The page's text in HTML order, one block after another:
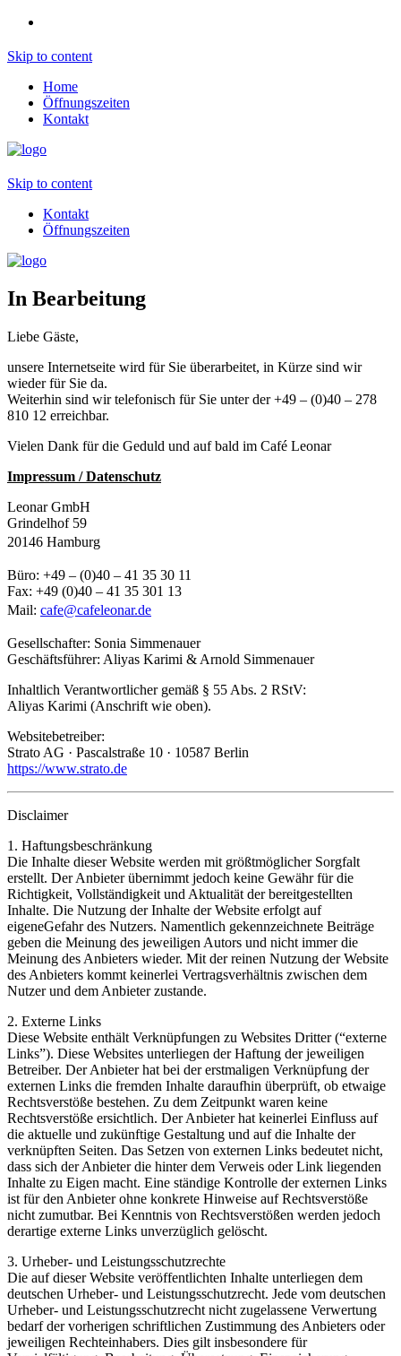
Skip to content
Home
Öffnungszeiten
Kontakt
Skip to content
Kontakt
Öffnungszeiten
In Bearbeitung
Liebe Gäste,
unsere Internetseite wird für Sie überarbeitet, in Kürze sind wir
wieder für Sie da.
Weiterhin sind wir telefonisch für Sie unter der +49 – (0)40 – 278
810 12 erreichbar.
Vielen Dank für die Geduld und auf bald im Café Leonar
Impressum / Datenschutz
Leonar GmbH
Grindelhof 59
20146 Hamburg
Büro: +49 – (0)40 – 41 35 30 11
Fax: +49 (0)40 – 41 35 301 13
Mail: cafe@cafeleonar.de
Gesellschafter: Sonia Simmenauer
Geschäftsführer: Aliyas Karimi & Arnold Simmenauer
Inhaltlich Verantwortlicher gemäß § 55 Abs. 2 RStV:
Aliyas Karimi (Anschrift wie oben).
Websitebetreiber:
Strato AG · Pascalstraße 10 · 10587 Berlin
https://www.strato.de
Disclaimer
1. Haftungsbeschränkung
Die Inhalte dieser Website werden mit größtmöglicher Sorgfalt
erstellt. Der Anbieter übernimmt jedoch keine Gewähr für die
Richtigkeit, Vollständigkeit und Aktualität der bereitgestellten
Inhalte. Die Nutzung der Inhalte der Website erfolgt auf
eigeneGefahr des Nutzers. Namentlich gekennzeichnete Beiträge
geben die Meinung des jeweiligen Autors und nicht immer die
Meinung des Anbieters wieder. Mit der reinen Nutzung der Website
des Anbieters kommt keinerlei Vertragsverhältnis zwischen dem
Nutzer und dem Anbieter zustande.
2. Externe Links
Diese Website enthält Verknüpfungen zu Websites Dritter (“externe
Links”). Diese Websites unterliegen der Haftung der jeweiligen
Betreiber. Der Anbieter hat bei der erstmaligen Verknüpfung der
externen Links die fremden Inhalte daraufhin überprüft, ob etwaige
Rechtsverstöße bestehen. Zu dem Zeitpunkt waren keine
Rechtsverstöße ersichtlich. Der Anbieter hat keinerlei Einfluss auf
die aktuelle und zukünftige Gestaltung und auf die Inhalte der
verknüpften Seiten. Das Setzen von externen Links bedeutet nicht,
dass sich der Anbieter die hinter dem Verweis oder Link liegenden
Inhalte zu Eigen macht. Eine ständige Kontrolle der externen Links
ist für den Anbieter ohne konkrete Hinweise auf Rechtsverstöße
nicht zumutbar. Bei Kenntnis von Rechtsverstößen werden jedoch
derartige externe Links unverzüglich gelöscht.
3. Urheber- und Leistungsschutzrechte
Die auf dieser Website veröffentlichten Inhalte unterliegen dem
deutschen Urheber- und Leistungsschutzrecht. Jede vom deutschen
Urheber- und Leistungsschutzrecht nicht zugelassene Verwertung
bedarf der vorherigen schriftlichen Zustimmung des Anbieters oder
jeweiligen Rechteinhabers. Dies gilt insbesondere für